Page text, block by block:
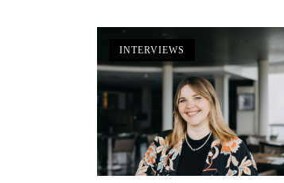
INTERVIEWS